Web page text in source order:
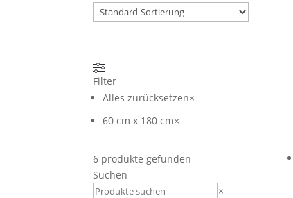
Filter
Alles zurücksetzen×
60 cm x 180 cm×
6 produkte gefunden
Suchen
Suchen
×